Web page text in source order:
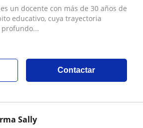
un docente con más de 30 años de
educativo, cuya trayectoria
Contactar
Sally